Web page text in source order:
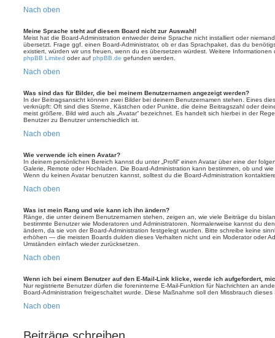
Nach oben
Meine Sprache steht auf diesem Board nicht zur Auswahl!
Meist hat die Board-Administration entweder deine Sprache nicht installiert oder
übersetzt. Frage ggf. einen Board-Administrator, ob er das Sprachpaket, das du
existiert, würden wir uns freuen, wenn du es übersetzen würdest. Weitere
phpBB Limited oder auf phpBB.de gefunden werden.
Nach oben
Was sind das für Bilder, die bei meinem Benutzernamen angezeigt werden?
In der Beitragsansicht können zwei Bilder bei deinem Benutzernamen stehen. Eines
verknüpft: Oft sind dies Sterne, Kästchen oder Punkte, die deine Beitragszahl oder
meist größere, Bild wird auch als „Avatar“ bezeichnet. Es handelt sich hierbei in der
Benutzer zu Benutzer unterschiedlich ist.
Nach oben
Wie verwende ich einen Avatar?
In deinem persönlichen Bereich kannst du unter „Profil“ einen Avatar über eine der
Galerie, Remote oder Hochladen. Die Board-Administration kann bestimmen, ob und
Wenn du keinen Avatar benutzen kannst, solltest du die Board-Administration
Nach oben
Was ist mein Rang und wie kann ich ihn ändern?
Ränge, die unter deinem Benutzernamen stehen, zeigen an, wie viele Beiträge du
bestimmte Benutzer wie Moderatoren und Administratoren. Normalerweise kannst du
ändern, da sie von der Board-Administration festgelegt wurden. Bitte schreibe keine
erhöhen — die meisten Boards dulden dieses Verhalten nicht und ein Moderator oder
Umständen einfach wieder zurücksetzen.
Nach oben
Wenn ich bei einem Benutzer auf den E-Mail-Link klicke, werde ich aufgefordert,
Nur registrierte Benutzer dürfen die foreninterne E-Mail-Funktion für Nachrichten an
Board-Administration freigeschaltet wurde. Diese Maßnahme soll den Missbrauch
Nach oben
Beiträge schreiben